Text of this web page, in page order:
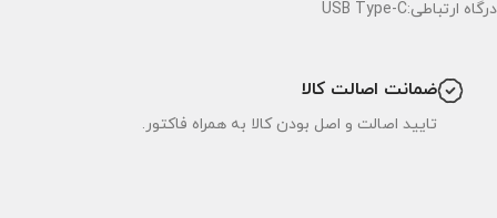
درگاه ارتباطی:USB Type-C
ضمانت اصالت کالا
تایید اصالت و اصل بودن کالا به همراه فاکتور.